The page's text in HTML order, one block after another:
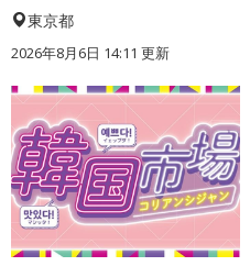
東京都
2026年8月6日 14:11 更新